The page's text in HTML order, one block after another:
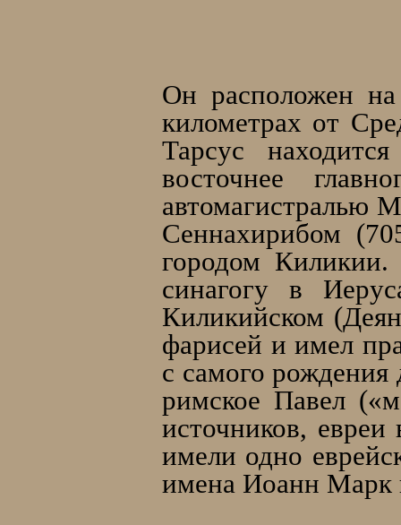
Он расположен
километрах от
Тарсус
восточнее
автомагистралью
Сеннахирибом
городом
синагогу в
Киликийском
фарисей и имел
с самого
римское Павел
источников,
имели одно
имена Иоанн Марк